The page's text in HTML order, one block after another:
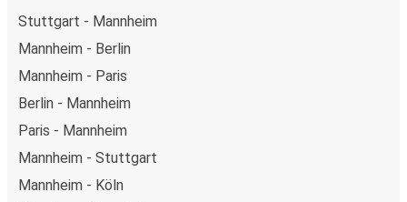
Stuttgart - Mannheim
Mannheim - Berlin
Mannheim - Paris
Berlin - Mannheim
Paris - Mannheim
Mannheim - Stuttgart
Mannheim - Köln